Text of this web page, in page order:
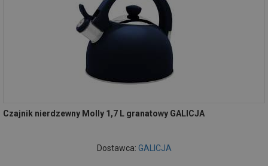
Czajnik nierdzewny Molly 1,7 L granatowy GALICJA
Dostawca: GALICJA